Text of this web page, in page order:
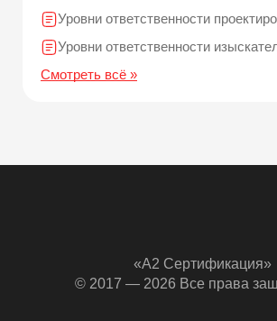
Уровни ответственности
Уровни ответственности
Смотреть всё »
«А2 Сертификация»
© 2017 — 2026 Все права